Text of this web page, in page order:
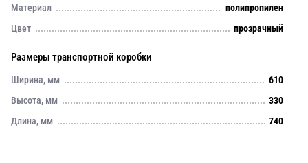
Материал
полипропилен
Цвет
прозрачный
Размеры транспортной коробки
Ширина, мм
610
Высота, мм
330
Длина, мм
740